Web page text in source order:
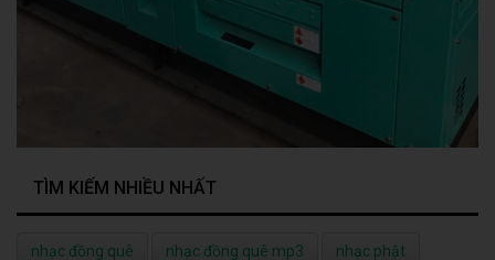
TÌM KIẾM NHIỀU NHẤT
nhạc đồng quê nhạc đồng quê mp3 nhạc phật